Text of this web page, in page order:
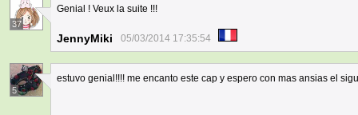
37
Genial ! Veux la suite !!!
JennyMiki 05/03/2014 17:35:54
5
estuvo genial!!!! me encanto este cap y espero con mas ansias el